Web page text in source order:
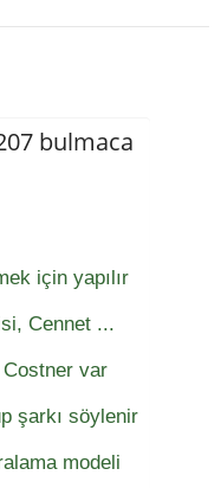
bulmaca
için yapılır
Cennet ...
Costner var
şarkı söylenir
modeli